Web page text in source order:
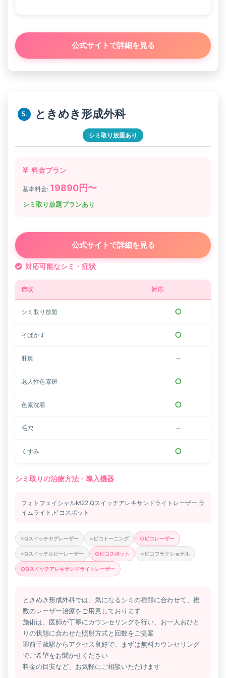
公式サイトで詳細を見る
5. ときめき形成外科
シミ取り放題あり
料金プラン
基本料金: 19890円〜
シミ取り放題プランあり
公式サイトで詳細を見る
対応可能なシミ・症状
症状 対応
シミ取り放題 ○
そばかす ○
肝斑 −
老人性色素斑 ○
色素沈着 ○
毛穴 −
くすみ ○
シミ取りの治療方法・導入機器
フォトフェイシャルM22,Qスイッチアレキサンドライトレーザー,ラ
イムライト,ピコスポット
×Qスイッチヤグレーザー ×ピコトーニング ○ピコレーザー
×Qスイッチルビーレーザー ○ピコスポット ×ピコフラクショナル
○Qスイッチアレキサンドライトレーザー
ときめき形成外科では、気になるシミの種類に合わせて、複
数のレーザー治療をご用意しております
施術は、医師が丁寧にカウンセリングを行い、お一人おひと
りの状態に合わせた照射方式と回数をご提案
羽前千歳駅からアクセス良好で、まずは無料カウンセリング
でご希望をお聞かせください
料金の目安など、お気軽にご相談いただけます